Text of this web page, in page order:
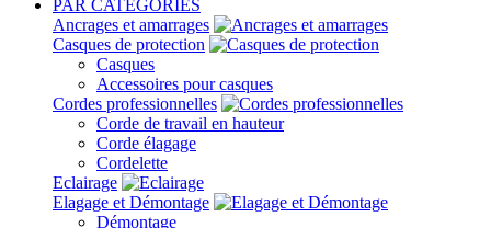
PAR CATEGORIES
Ancrages et amarrages
Casques de protection
Casques
Accessoires pour casques
Cordes professionnelles
Corde de travail en hauteur
Corde élagage
Cordelette
Eclairage
Elagage et Démontage
Démontage